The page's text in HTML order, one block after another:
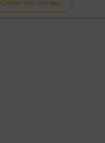
Cahier des charges